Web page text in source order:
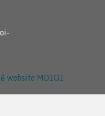
website MDIGI